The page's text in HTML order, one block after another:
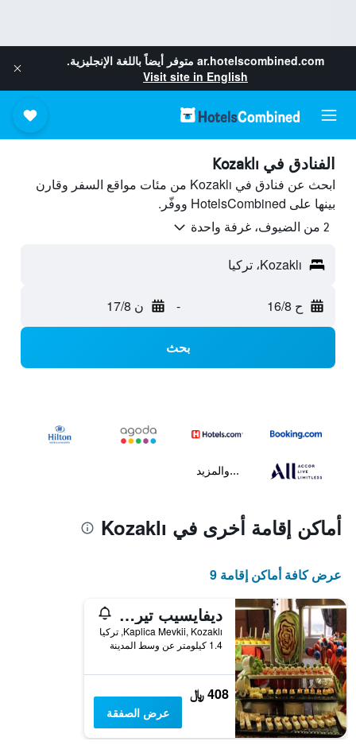
ar.hotelscombined.com متوفر أيضاً باللغة الإنجليزية.
Visit site in English
الفنادق في Kozaklı
ابحث عن فنادق في Kozaklı من مئات مواقع السفر وقارن
بينها على HotelsCombined ووفّر.
2 من الضيوف، غرفة واحدة
Kozaklı، تركيا
ح 16/8 - ن 17/8
بحث
...والمزيد
أماكن إقامة أخرى في Kozaklı
عرض كافة أماكن إقامة 9
ديفايسيب تيرمال ريزورت هوتل آنسبا
Kaplica Mevkii, Kozaklı, تركيا
1.4 كيلومتر عن وسط المدينة
408 ﷼
عرض الصفقة